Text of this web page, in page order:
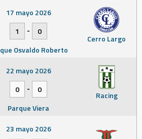
Cerro Largo
17 mayo 2026
1
-
0
Osvaldo Roberto
Racing
22 mayo 2026
0
-
0
Parque Viera
23 mayo 2026